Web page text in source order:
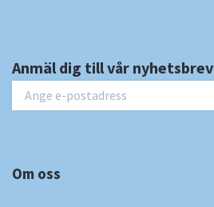
Anmäl dig till vår nyhetsbrev
Om oss